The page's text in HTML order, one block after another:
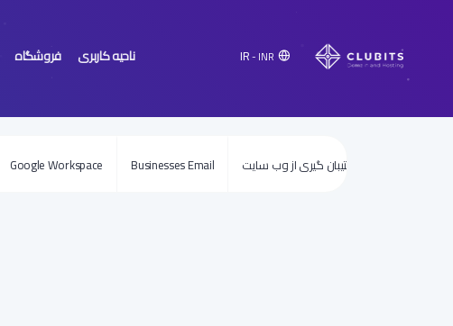
IR- INR ناحیه کاربری فروشگاه
Google Workspace Businesses Email پشتیبان گیری از وب سایت